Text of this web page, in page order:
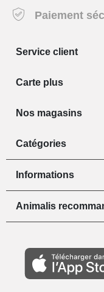
Paiement
Service client
Carte plus
Nos magasins
Catégories
Informations
Animalis